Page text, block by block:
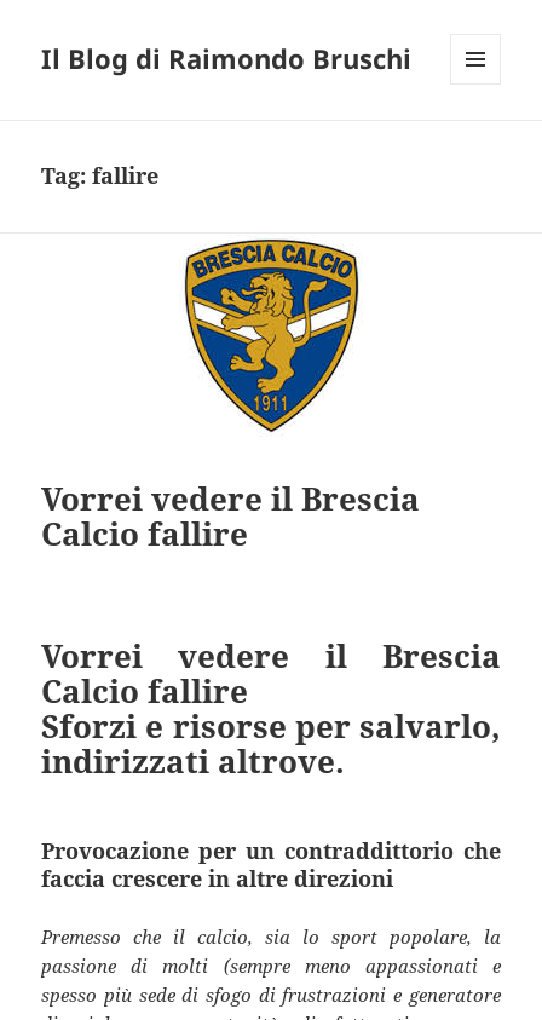
Il Blog di Raimondo Bruschi
Tag:fallire
Vorrei vedere il Brescia
Calcio fallire
Vorrei vedere il Brescia
Calcio fallire
Sforzi e risorse per salvarlo,
indirizzati altrove.
Provocazione per un contraddittorio che
faccia crescere in altre direzioni
Premesso che il calcio, sia lo sport popolare, la
passione di molti (sempre meno appassionati e
spesso più sede di sfogo di frustrazioni e generatore